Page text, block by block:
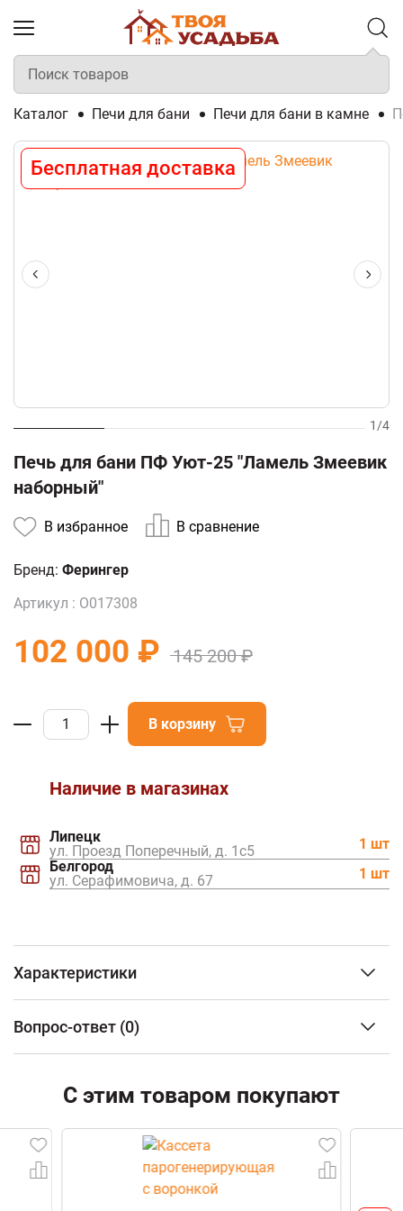
Каталог Печи для бани Печи для бани в камне
Бесплатная доставка
1/4
Печь для бани ПФ Уют-25 "Ламель Змеевик
наборный"
В избранное В сравнение
Бренд: Ферингер
Артикул : О017308
102 000 ₽ 145 200 ₽
В корзину
Наличие в магазинах
Липецк
ул. Проезд Поперечный, д. 1с5
1 шт
Белгород
ул. Серафимовича, д. 67
1 шт
Характеристики
Тип топлива
сталь AISI 439
Наличие бака для воды
возможностью
установки
натрубного бака
Вопрос-ответ (0)
Email
С этим товаром покупают